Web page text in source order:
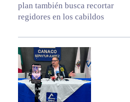
plan también busca recortar
regidores en los cabildos